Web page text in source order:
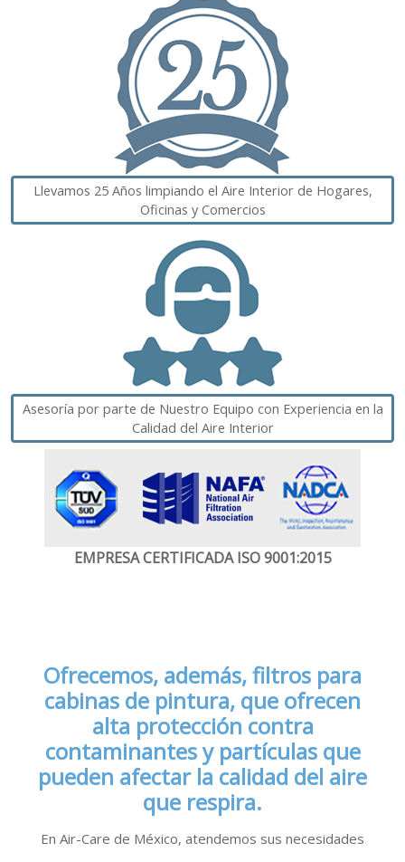
Llevamos 25 Años limpiando el Aire Interior de Hogares,
Oficinas y Comercios
Asesoría por parte de Nuestro Equipo con Experiencia en la
Calidad del Aire Interior
EMPRESA CERTIFICADAISO 9001:2015
Ofrecemos, además, filtros para
cabinas de pintura, que ofrecen
alta protección contra
contaminantes y partículas que
pueden afectar la calidad del aire
que respira.
En Air-Care de México, atendemos sus necesidades